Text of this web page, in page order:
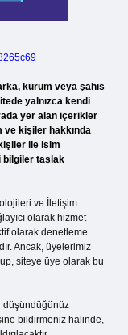
kurum veya şahıs
yalnızca kendi
yer alan içerikler
ve kişiler hakkında
ile isim
bilgiler taslak
ve İletişim
olarak hizmet
olarak denetleme
Ancak, üyelerimiz
siteye üye olarak bu
düşündüğünüz
bildirmeniz halinde,